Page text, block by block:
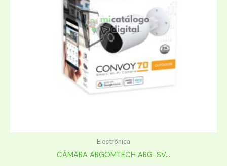
Electrónica
CÁMARA ARGOMTECH ARG-SV...